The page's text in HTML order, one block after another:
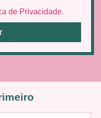
de Privacidade.